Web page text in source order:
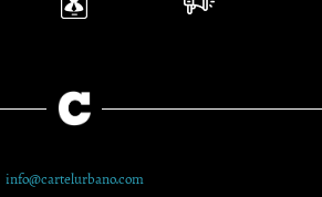
info@cartelurbano.com